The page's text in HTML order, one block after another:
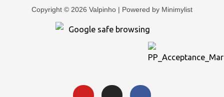
Copyright © 2026 Valpinho | Powered by Minimylist